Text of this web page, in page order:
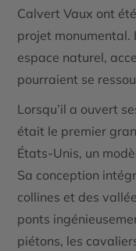
Calvert Vaux ont
projet monumental.
espace naturel,
pourraient se
Lorsqu’il a ouvert
était le premier
États-Unis, un
Sa conception
collines et des
ponts
piétons, les